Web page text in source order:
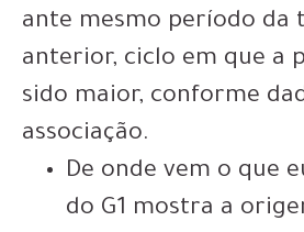
ante mesmo período da
anterior, ciclo em que a
sido maior, conforme
associação.
De onde vem o que
do G1 mostra a